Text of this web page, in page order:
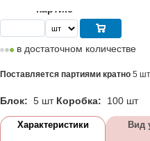
партию
в достаточном количестве
Поставляется партиями кратно 5 шт
Блок: 5 шт Коробка: 100 шт
Характеристики Вид